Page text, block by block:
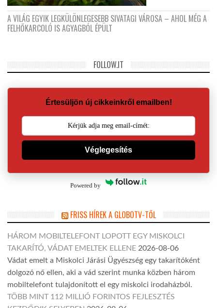
A VILÁG EGYIK LEGKÜLÖNLEGESEBB SIVATAGI VÁROSA – AHOL MÉG A
FELHŐKARCOLÓ IS AGYAGBÓL ÉPÜLT
FOLLOW.IT
Értesüljön új cikkeinkről emailben!
Véglegesítés
Powered by
FRISS HÍREK A GLOBOTV-TŐL
HÁROM MOBILTELEFONT LOPOTT EGY MISKOLCI
TAKARÍTÓ, VÁDAT EMELTEK ELLENE 2026-08-06
Vádat emelt a Miskolci Járási Ügyészség egy takarítóként
dolgozó nő ellen, aki a vád szerint munka közben három
mobiltelefont tulajdonított el egy miskolci irodaházból.
TÖBB MINT 112 MILLIÓ FORINTOS FEJLESZTÉS